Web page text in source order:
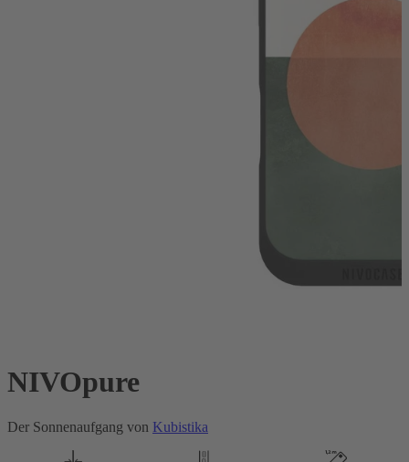
NIVOpure
Der Sonnenaufgang von Kubistika